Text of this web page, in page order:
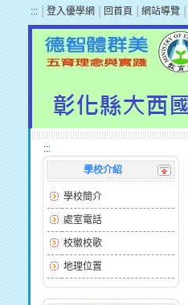
::: 登入優學網 回首頁 網站導覽
:::
學校介紹
學校簡介
處室電話
校徽校歌
地理位置